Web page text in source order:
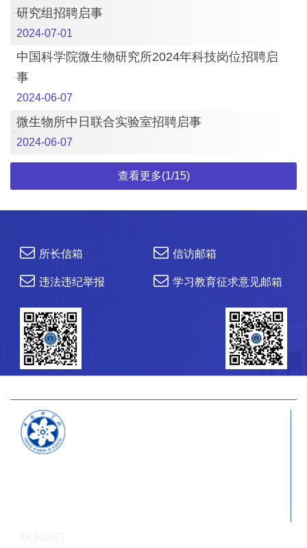
研究组招聘启事
2024-07-01
中国科学院微生物研究所2024年科技岗位招聘启
事
2024-06-07
微生物所中日联合实验室招聘启事
2024-06-07
查看更多(1/15)
所长信箱 信访邮箱
违法违纪举报 学习教育征求意见邮箱